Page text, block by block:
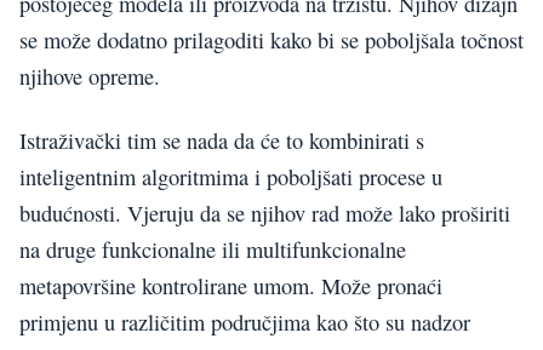
se može dodatno prilagoditi kako bi se poboljšala točnost
njihove opreme.
Istraživački tim se nada da će to kombinirati s
inteligentnim algoritmima i poboljšati procese u
budućnosti. Vjeruju da se njihov rad može lako proširiti
na druge funkcionalne ili multifunkcionalne
metapovršine kontrolirane umom. Može pronaći
primjenu u različitim područjima kao što su nadzor